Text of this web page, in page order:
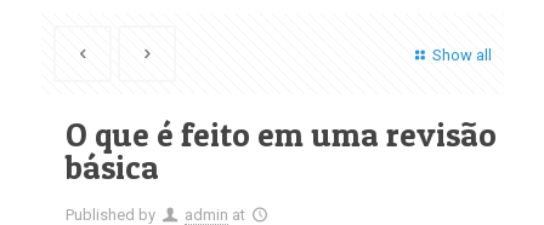
Show all
O que é feito em uma revisão
básica
Published by admin at